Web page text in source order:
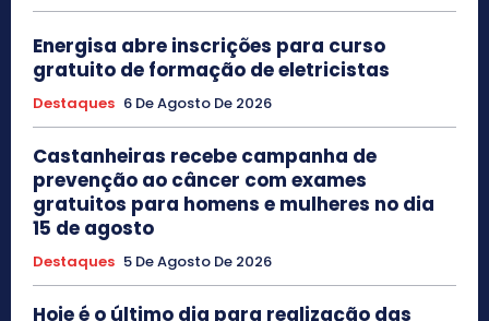
Energisa abre inscrições para curso
gratuito de formação de eletricistas
Destaques 6 De Agosto De 2026
Castanheiras recebe campanha de
prevenção ao câncer com exames
gratuitos para homens e mulheres no dia
15 de agosto
Destaques 5 De Agosto De 2026
Hoje é o último dia para realização das